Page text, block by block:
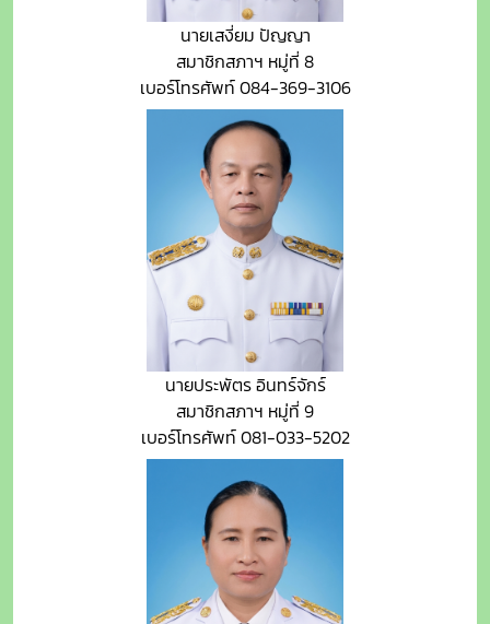
นายเสงี่ยม ปัญญา
สมาชิกสภาฯ หมู่ที่ 8
เบอร์โทรศัพท์ 084-369-3106
นายประพัตร อินทร์จักร์
สมาชิกสภาฯ หมู่ที่ 9
เบอร์โทรศัพท์ 081-033-5202